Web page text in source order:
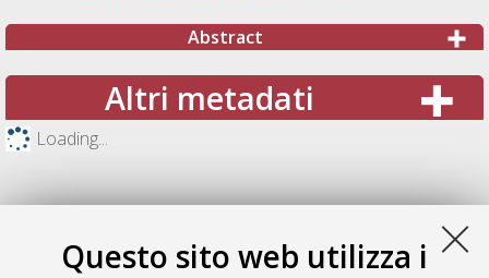
Questo sito web utilizza i
Abstract
Altri metadati
Loading...